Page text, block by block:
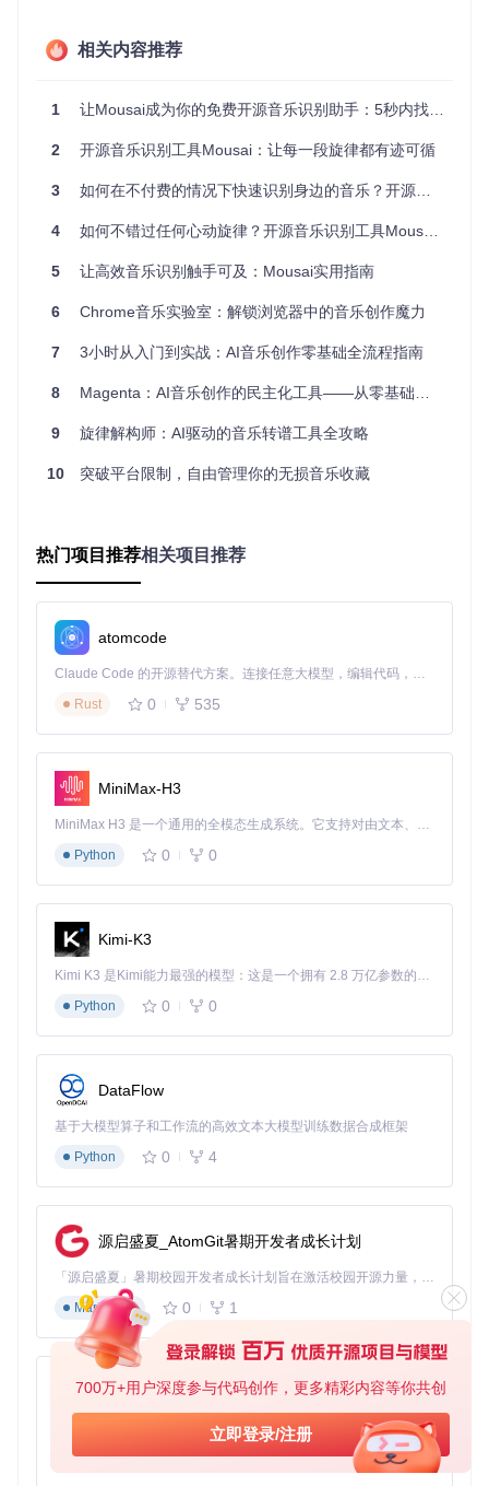
700万+用户深度参与代码创作，更多精彩内容等你共创
立即登录/注册
智能识别引擎：从声波到信息的魔法
特的数字特征码，通过AudD API与全球音乐数据库进行毫秒级
匹配。这种技术不仅识别准确率高达95%以上，还能智能过滤
环境噪音，即使在嘈杂的地铁中也能精准识别目标音乐🔍
一站式音乐管理：发现即收藏
歌词和多平台链接。内置播放器支持即时试听，还可一键跳转
乐日记，记录每一次与好音乐的邂逅📝
Mousai的主界面展示，包含识别历史歌曲卡片和底部播放控制
三步上手Mousai：从安装到识别的全流程
快速部署：两种方式轻松安装
源码编译安装：
cd Mousai
meson _build --prefix=/usr/local
配置优化：提升识别成功率的音频识别技巧
首次启动后，建议完成三项设置：在偏好设置中选择最佳音频
输入设备，前往audd.io获取API令牌以解锁更多识别次数，开
启"自动保存识别历史"功能确保不错过任何歌曲。这些简单配
置能让识别成功率提升30%以上⚙️
离线音乐识别方法：无网络也能捕捉灵感
当网络不可用时，Mousai会自动切换至离线模式，将音频片段
保存为本地文件。只需在重新联网后进入"离线录音"页面，即
可批量完成识别。这项功能让你在飞机、地铁等网络受限环境
中也能安心收集音乐灵感✈️
技术架构解析：Rust构建的音乐识别利器
src/
├── recognizer/        # 音频识别核心，处理录音与API通信
├── database/          # 本地数据存储，管理识别历史
├── window/            # GTK4界面组件，构建用户交互
├── player.rs          # 音频播放控制，支持多格式解码
nizer模块开始录音并生成音频指纹，通过provider
发送至AudD API，返回结果由
atabase并触发window模块刷新UI。这种架构确保了响应速
度与代码可维护性的平衡。
常见问题解决：让音乐识别更顺畅
Q1: 识别速度慢或失败怎么办？
用麦克风，保持环境安静并靠近音源。
相关内容推荐
1 让Mousai成为你的免费开源音乐识别助手：5秒内找到任何歌曲
2 开源音乐识别工具Mousai：让每一段旋律都有迹可循
3 如何在不付费的情况下快速识别身边的音乐？开源音乐识别工具Mousai给出答案
4 如何不错过任何心动旋律？开源音乐识别工具Mousai全解析
5 让高效音乐识别触手可及：Mousai实用指南
6 Chrome音乐实验室：解锁浏览器中的音乐创作魔力
7 3小时从入门到实战：AI音乐创作零基础全流程指南
8 Magenta：AI音乐创作的民主化工具——从零基础到专业级旋律生成
9 旋律解构师：AI驱动的音乐转谱工具全攻略
10 突破平台限制，自由管理你的无损音乐收藏
热门项目推荐相关项目推荐
atomcode
Claude Code 的开源替代方案。连接任意大模型，编辑代码，运行命令，自动验证 — 全自动执行。用 Rust 构建，极致性能。 ｜ An open-source alternative to Claude Code. Connect any LLM, edit code, run commands, and verify changes — autonomously. Built in Rust for speed. Get Started
Rust
0 535
MiniMax-H3
MiniMax H3 是一个通用的全模态生成系统。它支持对由文本、图像、视频和音频组成的多模态上下文进行统一理解，并能生成分辨率高达 2K、时长可达 15 秒的带原生立体声音频的视频。得益于面向任务泛化的系统设计，H3 在预训练阶段就已具备广泛的多模态上下文理解与生成能力，能够出色地执行复杂的多模态指令。
Python
0 0
Kimi-K3
Kimi K3 是Kimi能力最强的模型：这是一个拥有 2.8 万亿参数的混合专家（MoE）模型，具备原生视觉理解能力，并支持 100 万 token 的上下文窗口。
Python
0 0
DataFlow
基于大模型算子和工作流的高效文本大模型训练数据合成框架
Python
0 4
源启盛夏_AtomGit暑期开发者成长计划
「源启盛夏」暑期校园开发者成长计划旨在激活校园开源力量，通过积分激励、认证扶持、资源倾斜等形式，引导高校组织和开发者完成「入驻 — 建项目 — 做贡献 — 获认证 — 得资源」的完整闭环。无论你是想带领社团入驻平台的组织者，还是希望用代码贡献证明自己的开发者，都能在这里找到属于你的成长路径。
Markdown
0 1
py-xiaozhi
基于Python的Xiaozhi AI，适用于想要完整Xiaozhi体验而无需拥有专用硬件的用户。
Python
0 1